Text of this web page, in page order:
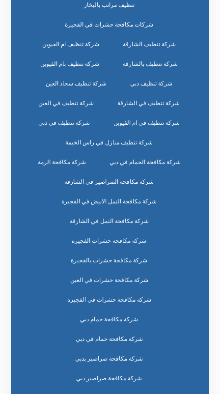
تنظيف مراتب بالبخار
شركات مكافحة حشرات في الفجيرة
شركة تنظيف الشارقة شركة تنظيف ام القيوين
شركة تنظيف بالشارقة شركة تنظيف بام القيوين
شركة تنظيف دبي شركة تنظيف سجاد العين
شركة تنظيف في الشارقة شركة تنظيف في العين
شركة تنظيف في ام القيوين شركة تنظيف في دبي
شركة تنظيف منازل في راس الخيمة
شركة مكافحة الحمام في دبي شركة مكافحة الرمة
شركة مكافحة الصراصير في الشارقة
شركة مكافحة النمل الابيض في الفجيرة
شركة مكافحة النمل في الشارقة
شركة مكافحة حشرات الفجيرة
شركة مكافحة حشرات بالفجيرة
شركة مكافحة حشرات في العين
شركة مكافحة حشرات في الفجيرة
شركة مكافحة حمام دبي
شركة مكافحة حمام في دبي
شركة مكافحة صراصير بدبي
شركة مكافحة صراصير دبي